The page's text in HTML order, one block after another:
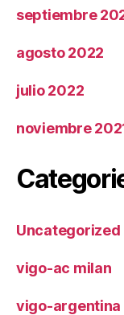
septiembre
agosto 2022
julio 2022
noviembre
Uncategorized
vigo-ac milan
vigo-argentina